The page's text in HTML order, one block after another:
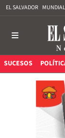
EL SALVADOR
SUCESOS